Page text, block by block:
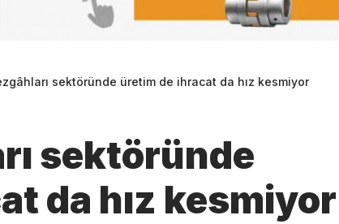
sektöründe üretim de ihracat da hız kesmiyor
sektöründe
da hız kesmiyor